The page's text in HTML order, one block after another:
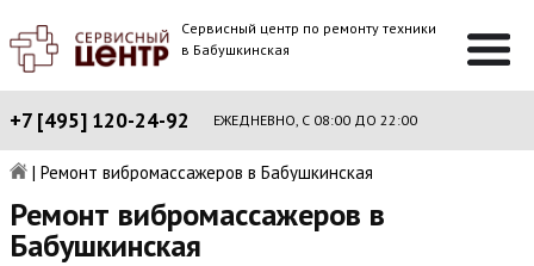
Сервисный центр по ремонту техники
в Бабушкинская
+7 [495] 120-24-92 ЕЖЕДНЕВНО, С 08:00 ДО 22:00
| Ремонт вибромассажеров в Бабушкинская
Ремонт вибромассажеров в
Бабушкинская